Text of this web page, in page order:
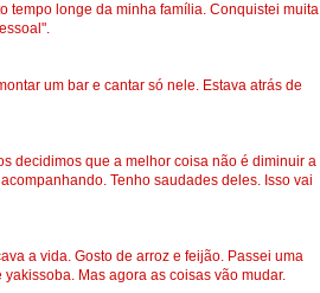
tempo longe da minha família. Conquistei muita
um bar e cantar só nele. Estava atrás de
decidimos que a melhor coisa não é diminuir a
Tenho saudades deles. Isso vai
a vida. Gosto de arroz e feijão. Passei uma
Mas agora as coisas vão mudar.